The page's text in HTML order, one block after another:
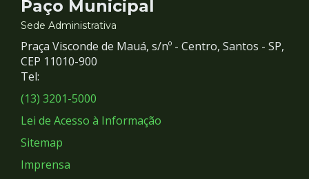
e
Redes
Sociais
Paço Municipal
Sede Administrativa
Praça Visconde de Mauá, s/nº - Centro, Santos - SP,
CEP 11010-900
Tel:
(13) 3201-5000
Lei de Acesso à Informação
Sitemap
Imprensa